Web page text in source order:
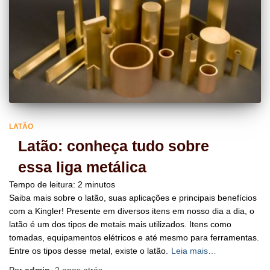
LATÃO
Latão: conheça tudo sobre
essa liga metálica
Tempo de leitura: 2 minutos
Saiba mais sobre o latão, suas aplicações e principais benefícios
com a Kingler! Presente em diversos itens em nosso dia a dia, o
latão é um dos tipos de metais mais utilizados. Itens como
tomadas, equipamentos elétricos e até mesmo para ferramentas.
Entre os tipos desse metal, existe o latão.
Leia mais…